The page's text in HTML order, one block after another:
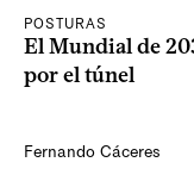
POSTURAS
El Mundial de
por el túnel
Fernando Cáceres